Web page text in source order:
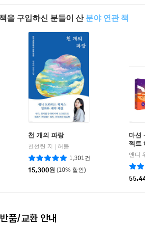
을 구입하신 분들이 산 분야 연관 책
천 개의 파랑
천선란 저
허블
1,301건
15,300원 (10% 할인)
마션
젝트
품/교환 안내